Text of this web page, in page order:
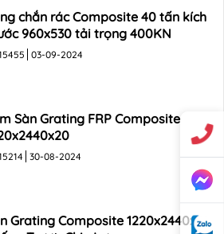
chắn rác Composite 40 tấn kích
960x530 tải trọng 400KN
03-09-2024
Sàn Grating FRP Composite
30-08-2024
Grating Composite 1220x2440x38